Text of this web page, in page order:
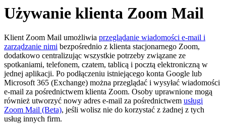
Używanie klienta Zoom Mail
Klient Zoom Mail umożliwia przeglądanie wiadomości e-mail i
zarządzanie nimi bezpośrednio z klienta stacjonarnego Zoom,
dodatkowo centralizując wszystkie potrzeby związane ze
spotkaniami, telefonem, czatem, tablicą i pocztą elektroniczną w
jednej aplikacji. Po podłączeniu istniejącego konta Google lub
Microsoft 365 (Exchange) można przeglądać i wysyłać wiadomości
e-mail za pośrednictwem klienta Zoom. Osoby uprawnione mogą
również utworzyć nowy adres e-mail za pośrednictwem usługi
Zoom Mail (Beta), jeśli wolisz nie do korzystać z żadnej z tych
usług innych firm.